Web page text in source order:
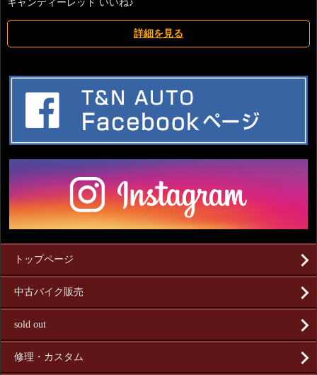
キャンディーレッド いいね♪
詳細を見る
トップページ
中古バイク販売
sold out
修理・カスタム